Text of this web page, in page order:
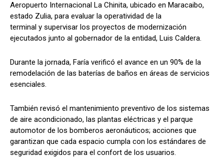
Aeropuerto Internacional La Chinita, ubicado en Maracaibo,
estado Zulia, para evaluar la operatividad de la
terminal y supervisar los proyectos de modernización
ejecutados junto al gobernador de la entidad, Luis Caldera.
Durante la jornada, Faría verificó el avance en un 90% de la
remodelación de las baterías de baños en áreas de servicios
esenciales.
También revisó el mantenimiento preventivo de los sistemas
de aire acondicionado, las plantas eléctricas y el parque
automotor de los bomberos aeronáuticos; acciones que
garantizan que cada espacio cumpla con los estándares de
seguridad exigidos para el confort de los usuarios.